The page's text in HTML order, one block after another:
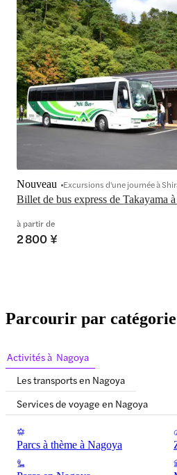
Billet de bus express de Takayama
Nouveau Excursions d'une journée à
à partir de
2 800 ¥
Parcourir par catégorie
Activités à Nagoya
Les transports en Nagoya
Services de voyage en Nagoya
Parcs à thème à Nagoya